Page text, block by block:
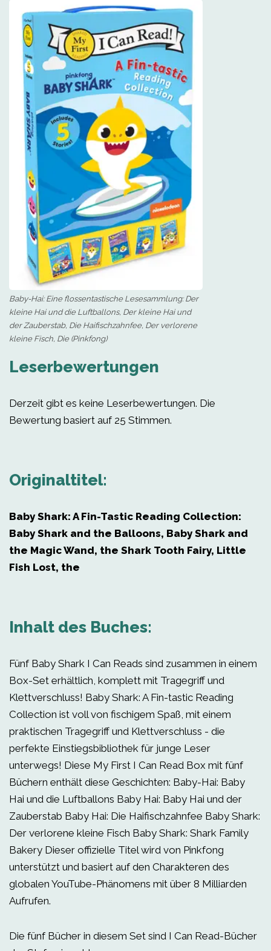
Baby-Hai: Eine flossentastische Lesesammlung: Der
kleine Hai und die Luftballons, Der kleine Hai und
der Zauberstab, Die Haifischzahnfee, Der verlorene
kleine Fisch, Die (Pinkfong)
Leserbewertungen
Derzeit gibt es keine Leserbewertungen. Die
Bewertung basiert auf 25 Stimmen.
Originaltitel:
Baby Shark: A Fin-Tastic Reading Collection:
Baby Shark and the Balloons, Baby Shark and
the Magic Wand, the Shark Tooth Fairy, Little
Fish Lost, the
Inhalt des Buches:
Fünf Baby Shark I Can Reads sind zusammen in einem
Box-Set erhältlich, komplett mit Tragegriff und
Klettverschluss! Baby Shark: A Fin-tastic Reading
Collection ist voll von fischigem Spaß, mit einem
praktischen Tragegriff und Klettverschluss - die
perfekte Einstiegsbibliothek für junge Leser
unterwegs! Diese My First I Can Read Box mit fünf
Büchern enthält diese Geschichten: Baby-Hai: Baby
Hai und die Luftballons Baby Hai: Baby Hai und der
Zauberstab Baby Hai: Die Haifischzahnfee Baby Shark:
Der verlorene kleine Fisch Baby Shark: Shark Family
Bakery Dieser offizielle Titel wird von Pinkfong
unterstützt und basiert auf den Charakteren des
globalen YouTube-Phänomens mit über 8 Milliarden
Aufrufen.
Die fünf Bücher in diesem Set sind I Can Read-Bücher